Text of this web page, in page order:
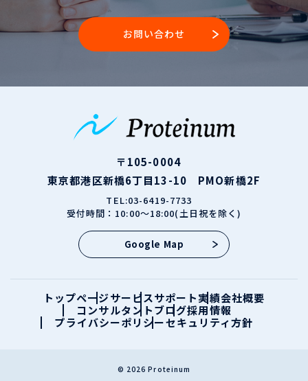
お問い合わせ
〒105-0004
東京都港区新橋6丁目13-10 PMO新橋2F
TEL:03-6419-7733
受付時間：10:00～18:00(土日祝を除く)
Google Map
トップページサービスサポート実績会社概要
コンサルタントブログ採用情報
プライバシーポリシーセキュリティ方針
© 2026 Proteinum